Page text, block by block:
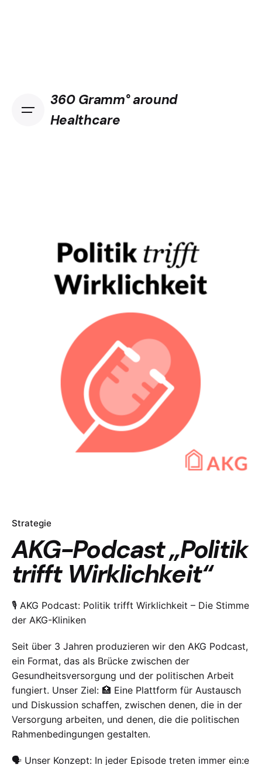
360 Gramm° around
Healthcare
Strategie
AKG-Podcast „Politik
trifft Wirklichkeit“
🎙 AKG Podcast: Politik trifft Wirklichkeit – Die Stimme
der AKG-Kliniken
Seit über 3 Jahren produzieren wir den AKG Podcast,
ein Format, das als Brücke zwischen der
Gesundheitsversorgung und der politischen Arbeit
fungiert. Unser Ziel: 🏥 Eine Plattform für Austausch
und Diskussion schaffen, zwischen denen, die in der
Versorgung arbeiten, und denen, die die politischen
Rahmenbedingungen gestalten.
🗣 Unser Konzept: In jeder Episode treten immer ein:e